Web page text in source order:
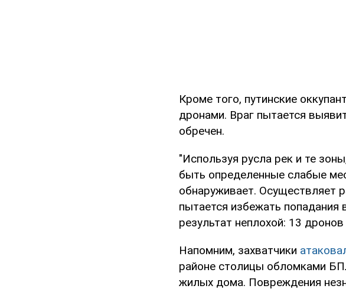
Кроме того, путинские
дронами. Враг пытается
обречен.
"Используя русла рек и те
быть определенные слабые
обнаруживает. Осуществляет
пытается избежать
результат неплохой: 13
Напомним, захватчики
районе столицы обломками
жилых дома. Повреждения